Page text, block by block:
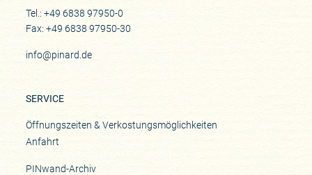
Tel.: +49 6838 97950-0
Fax: +49 6838 97950-30
info@pinard.de
SERVICE
Öffnungszeiten & Verkostungsmöglichkeiten
Anfahrt
PINwand-Archiv